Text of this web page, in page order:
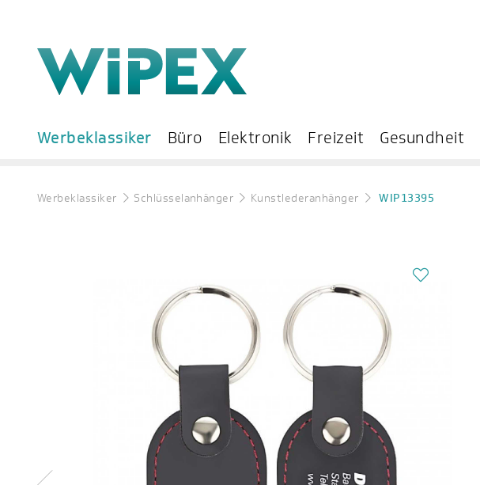
Werbeklassiker Büro Elektronik Freizeit Gesundheit
Werbeklassiker Schlüsselanhänger Kunstlederanhänger WIP13395